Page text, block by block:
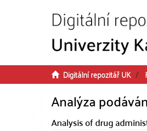
Digitální repozitář UK
Analýza
Analysis of drug